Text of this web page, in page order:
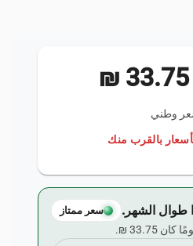
‏33.75 ₪
وطني
بالقرب منك
الشهر. سعر ممتاز